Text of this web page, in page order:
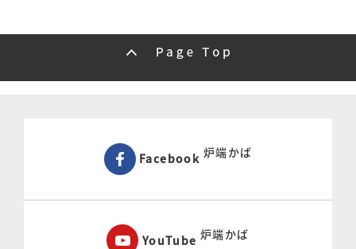
Facebook 炉端かば
YouTube 炉端かば